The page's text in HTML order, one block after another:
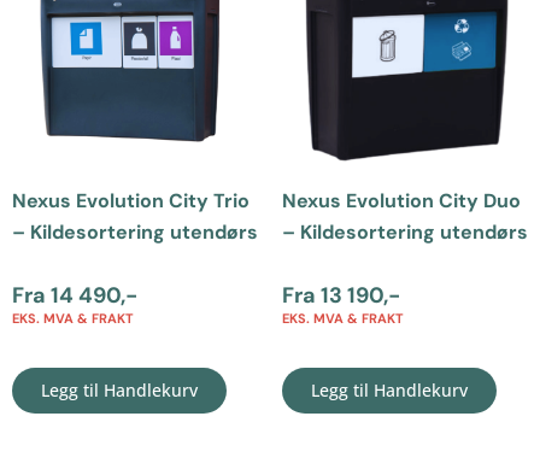
Nexus Evolution City Trio
– Kildesortering utendørs
Fra 14 490,-
EKS. MVA & FRAKT
Legg til Handlekurv
Nexus Evolution City Duo
– Kildesortering utendørs
Fra 13 190,-
EKS. MVA & FRAKT
Legg til Handlekurv